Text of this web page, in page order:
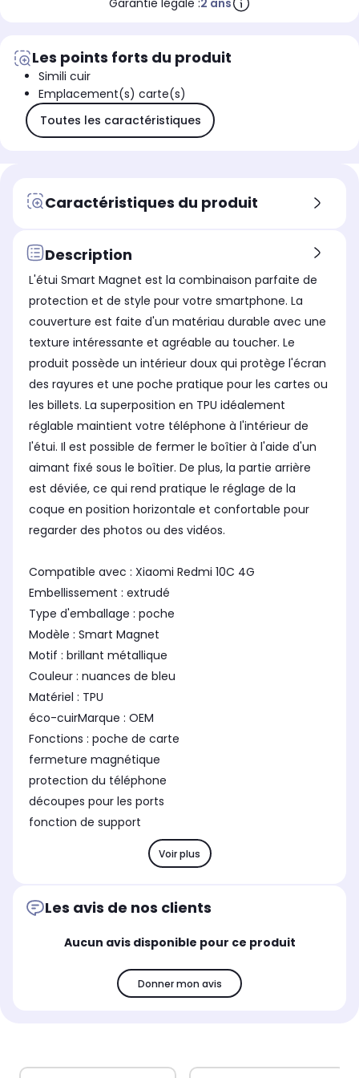
Garantie légale :2 ans
Les points forts du produit
Simili cuir
Emplacement(s) carte(s)
Toutes les caractéristiques
Caractéristiques du produit
Description
L'étui Smart Magnet est la combinaison parfaite de
protection et de style pour votre smartphone. La
couverture est faite d'un matériau durable avec une
texture intéressante et agréable au toucher. Le
produit possède un intérieur doux qui protège l'écran
des rayures et une poche pratique pour les cartes ou
les billets. La superposition en TPU idéalement
réglable maintient votre téléphone à l'intérieur de
l'étui. Il est possible de fermer le boîtier à l'aide d'un
aimant fixé sous le boîtier. De plus, la partie arrière
est déviée, ce qui rend pratique le réglage de la
coque en position horizontale et confortable pour
regarder des photos ou des vidéos.
Compatible avec : Xiaomi Redmi 10C 4G
Embellissement : extrudé
Type d'emballage : poche
Modèle : Smart Magnet
Motif : brillant métallique
Couleur : nuances de bleu
Matériel : TPU
éco-cuirMarque : OEM
Fonctions : poche de carte
fermeture magnétique
protection du téléphone
découpes pour les ports
fonction de support
Voir plus
Les avis de nos clients
Aucun avis disponible pour ce produit
Donner mon avis